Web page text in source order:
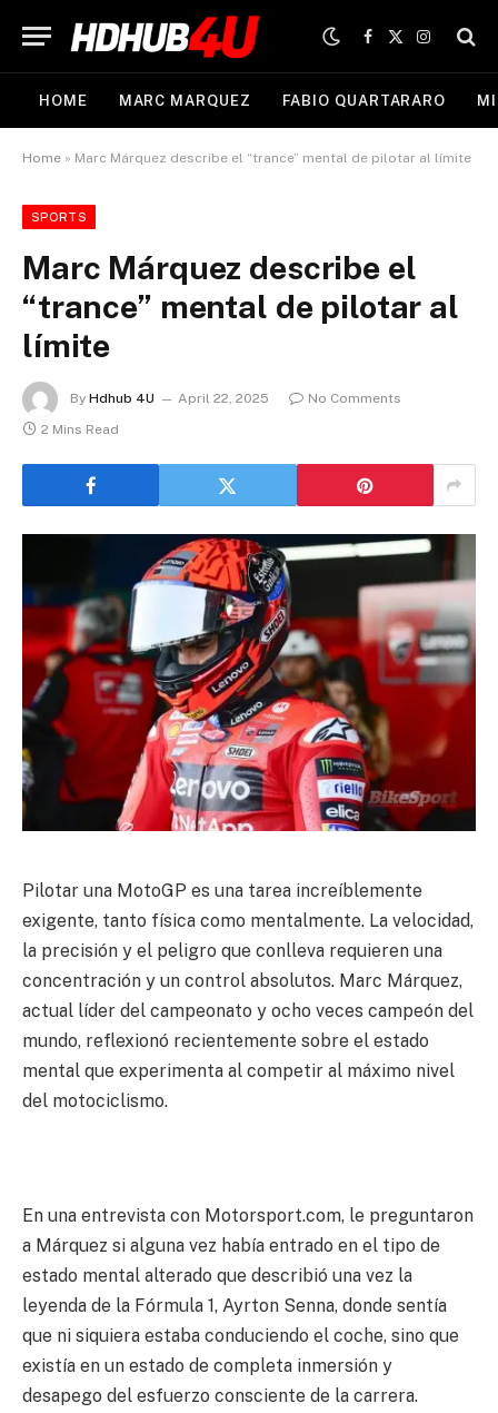
Facebook
X
(Twitter)
Instagram
HOME MARC MARQUEZ FABIO QUARTARARO
Home » Marc Márquez describe el “trance” mental de pilotar al límite
SPORTS
Marc Márquez describe el
“trance” mental de pilotar al
límite
By Hdhub 4U April 22, 2025
No Comments
2 Mins Read
Pilotar una MotoGP es una tarea increíblemente
exigente, tanto física como mentalmente. La velocidad,
la precisión y el peligro que conlleva requieren una
concentración y un control absolutos. Marc Márquez,
actual líder del campeonato y ocho veces campeón del
mundo, reflexionó recientemente sobre el estado
mental que experimenta al competir al máximo nivel
del motociclismo.
En una entrevista con Motorsport.com, le preguntaron
a Márquez si alguna vez había entrado en el tipo de
estado mental alterado que describió una vez la
leyenda de la Fórmula 1, Ayrton Senna, donde sentía
que ni siquiera estaba conduciendo el coche, sino que
existía en un estado de completa inmersión y
desapego del esfuerzo consciente de la carrera.